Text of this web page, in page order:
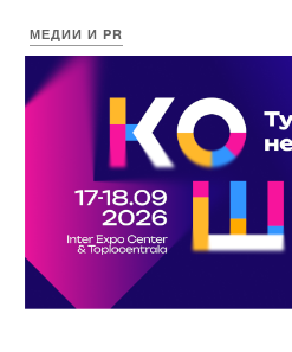
МЕДИИ И PR